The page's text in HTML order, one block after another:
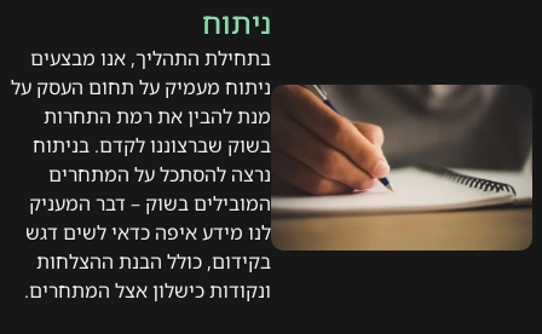
ניתוח
בתחילת התהליך, אנו מבצעים
ניתוח מעמיק על תחום העסק על
מנת להבין את רמת התחרות
בשוק שברצוננו לקדם. בניתוח
נרצה להסתכל על המתחרים
המובילים בשוק – דבר המעניק
לנו מידע איפה כדאי לשים דגש
בקידום, כולל הבנת ההצלחות
ונקודות כישלון אצל המתחרים.